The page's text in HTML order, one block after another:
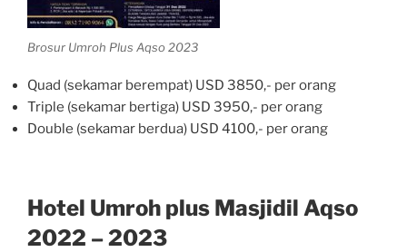
Brosur Umroh Plus Aqso 2023
Quad (sekamar berempat) USD 3850,- per orang
Triple (sekamar bertiga) USD 3950,- per orang
Double (sekamar berdua) USD 4100,- per orang
Hotel Umroh plus Masjidil Aqso
2022 – 2023